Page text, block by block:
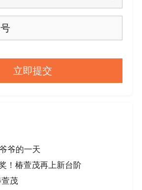
爷的一天
！椿萱茂再上新台阶
茂